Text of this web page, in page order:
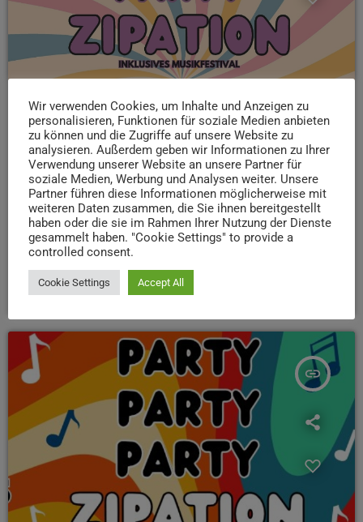
EVENTS
08.11.25: PARTYzipation Vol.5 in der TUFA
Am Samstag wird in der TUFA wieder gefeiert – inklusiv
und laut!
Bei der fünften PARTYzipation treffen
Indie, Punk und Elektro auf gelebte Vielfalt. Mit dabei:
Schreng Schreng & La La, Kosmonovski und DJ
Nilpferdmann. Ein Abend für alle, die Musik lieben – ohne
Grenzen, ohne Ausgrenzung.
7. NOVEMBER 2025 26
insert_link
Wir verwenden Cookies, um Inhalte und Anzeigen zu
personalisieren, Funktionen für soziale Medien anbieten
zu können und die Zugriffe auf unsere Website zu
analysieren. Außerdem geben wir Informationen zu Ihrer
Verwendung unserer Website an unsere Partner für
soziale Medien, Werbung und Analysen weiter. Unsere
Partner führen diese Informationen möglicherweise mit
weiteren Daten zusammen, die Sie ihnen bereitgestellt
haben oder die sie im Rahmen Ihrer Nutzung der Dienste
gesammelt haben. "Cookie Settings" to provide a
controlled consent.
Cookie Settings Accept All